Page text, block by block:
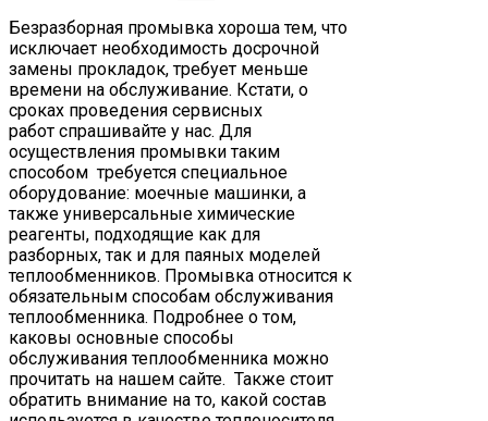
Безразборная промывка хороша тем, что
исключает необходимость досрочной
замены прокладок, требует меньше
времени на обслуживание. Кстати, о
сроках проведения сервисных
работ спрашивайте у нас. Для
осуществления промывки таким
способом требуется специальное
оборудование: моечные машинки, а
также универсальные химические
реагенты, подходящие как для
разборных, так и для паяных моделей
теплообменников. Промывка относится к
обязательным способам обслуживания
теплообменника. Подробнее о том,
каковы основные способы
обслуживания теплообменника можно
прочитать на нашем сайте. Также стоит
обратить внимание на то, какой состав